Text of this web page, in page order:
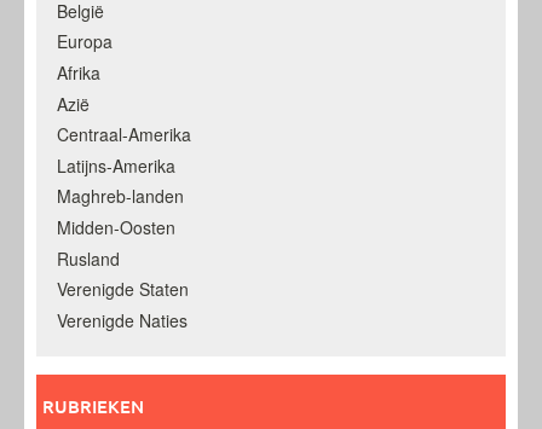
België
Europa
Afrika
Azië
Centraal-Amerika
Latijns-Amerika
Maghreb-landen
Midden-Oosten
Rusland
Verenigde Staten
Verenigde Naties
RUBRIEKEN